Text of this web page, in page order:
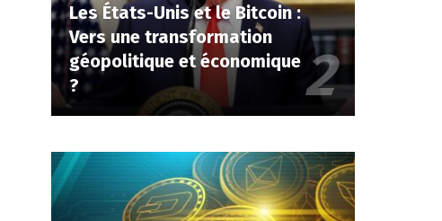
Les États-Unis et le Bitcoin :
Vers une transformation
géopolitique et économique
?